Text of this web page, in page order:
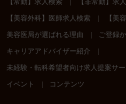
【常勤】求人検索 【非常勤】求
【美容外科】医師求人検索 | 【美
美容医局が選ばれる理由 | ご登録
キャリアアドバイザー紹介 |
未経験・転科希望者向け求人提案サ
イベント | コンテンツ